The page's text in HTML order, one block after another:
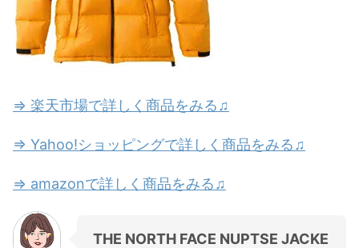
⇒ 楽天市場で詳しく商品をみる♫
⇒ Yahoo!ショッピングで詳しく商品をみる♫
⇒ amazonで詳しく商品をみる♫
THE NORTH FACE NUPTSE JACKE